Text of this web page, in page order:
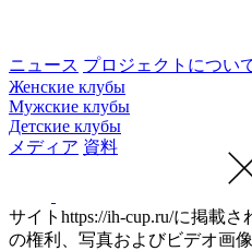
ニュース プロジェクトについ
Женские клубы
Мужские клубы
Детские клубы
メディア 資料
サイトhttps://ih-cup.ru/に掲載
の権利、写真およびビデオ画